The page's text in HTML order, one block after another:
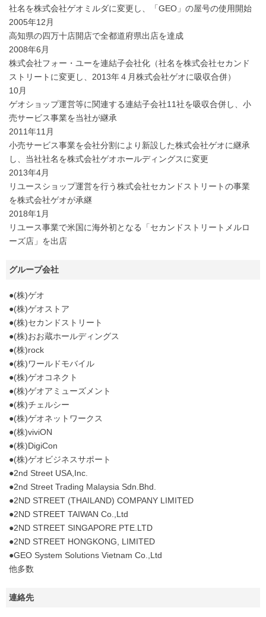
社名を株式会社ゲオミルダに変更し、「GEO」の屋号の使用開始
2005年12月
高知県の四万十店開店で全都道府県出店を達成
2008年6月
株式会社フォー・ユーを連結子会社化（社名を株式会社セカンド
ストリートに変更し、2013年４月株式会社ゲオに吸収合併）
10月
ゲオショップ運営等に関連する連結子会社11社を吸収合併し、小
売サービス事業を当社が継承
2011年11月
小売サービス事業を会社分割により新設した株式会社ゲオに継承
し、当社社名を株式会社ゲオホールディングスに変更
2013年4月
リユースショップ運営を行う株式会社セカンドストリートの事業
を株式会社ゲオが承継
2018年1月
リユース事業で米国に海外初となる「セカンドストリートメルロ
ーズ店」を出店
グループ会社
●(株)ゲオ
●(株)ゲオストア
●(株)セカンドストリート
●(株)おお蔵ホールディングス
●(株)rock
●(株)ワールドモバイル
●(株)ゲオコネクト
●(株)ゲオアミューズメント
●(株)チェルシー
●(株)ゲオネットワークス
●(株)viviON
●(株)DigiCon
●(株)ゲオビジネスサポート
●2nd Street USA,Inc.
●2nd Street Trading Malaysia Sdn.Bhd.
●2ND STREET (THAILAND) COMPANY LIMITED
●2ND STREET TAIWAN Co.,Ltd
●2ND STREET SINGAPORE PTE.LTD
●2ND STREET HONGKONG, LIMITED
●GEO System Solutions Vietnam Co.,Ltd
他多数
連絡先